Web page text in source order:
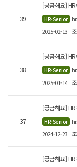
39
[궁금해요]
HR-Senior
2025-02-13
38
[궁금해요]
HR-Senior
2025-01-14
37
[궁금해요]
HR-Senior
2024-12-23
[궁금해요]